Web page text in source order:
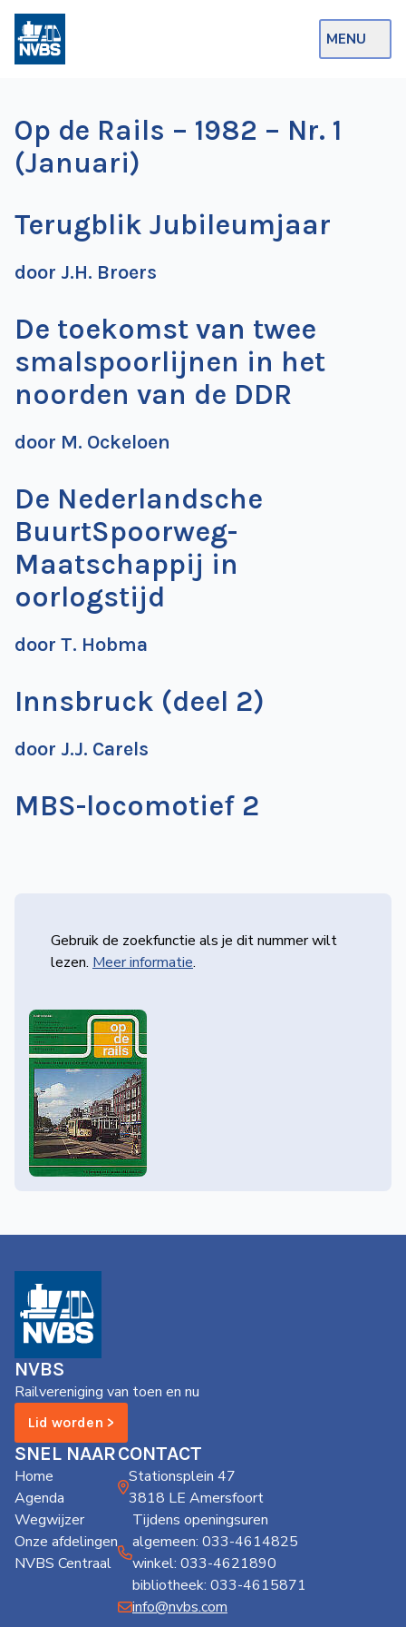
MENU
Op de Rails
NVBS Actueel
Afdelingen
Ons
aanbod
Over
NVBS
Wegwijzer
Mijn
NVBS
Op de Rails – 1982 – Nr. 1
(Januari)
Terugblik Jubileumjaar
door J.H. Broers
De toekomst van twee
smalspoorlijnen in het
noorden van de DDR
door M. Ockeloen
De Nederlandsche
BuurtSpoorweg-
Maatschappij in
oorlogstijd
door T. Hobma
Innsbruck (deel 2)
door J.J. Carels
MBS-locomotief 2
Gebruik de zoekfunctie als je dit nummer wilt
lezen. Meer informatie.
NVBS
Railvereniging van toen en nu
Lid worden >
SNEL NAAR
Home
Agenda
Wegwijzer
Onze afdelingen
NVBS Centraal
CONTACT
Stationsplein 47
3818 LE Amersfoort
Tijdens openingsuren
algemeen: 033-4614825
winkel: 033-4621890
bibliotheek: 033-4615871
info@nvbs.com